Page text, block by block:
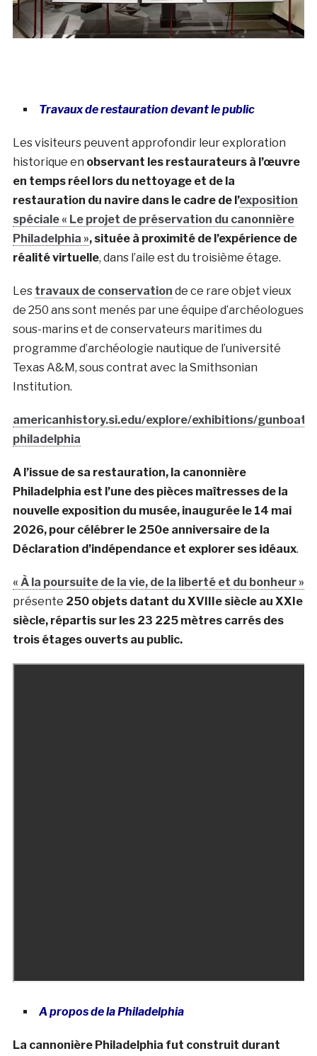
Travaux de restauration devant le public
Les visiteurs peuvent approfondir leur exploration
historique en observant les restaurateurs à l’œuvre
en temps réel lors du nettoyage et de la
restauration du navire dans le cadre de l’exposition
spéciale « Le projet de préservation du canonnière
Philadelphia », située à proximité de l’expérience de
réalité virtuelle, dans l’aile est du troisième étage.
Les travaux de conservation de ce rare objet vieux
de 250 ans sont menés par une équipe d’archéologues
sous-marins et de conservateurs maritimes du
programme d’archéologie nautique de l’université
Texas A&M, sous contrat avec la Smithsonian
Institution.
americanhistory.si.edu/explore/exhibitions/gunboat-
philadelphia
A l’issue de sa restauration, la canonnière
Philadelphia est l’une des pièces maîtresses de la
nouvelle exposition du musée, inaugurée le 14 mai
2026, pour célébrer le 250e anniversaire de la
Déclaration d’indépendance et explorer ses idéaux.
« À la poursuite de la vie, de la liberté et du bonheur »
présente 250 objets datant du XVIIIe siècle au XXIe
siècle, répartis sur les 23 225 mètres carrés des
trois étages ouverts au public.
A propos de laPhiladelphia
La cannonière Philadelphia fut construit durant